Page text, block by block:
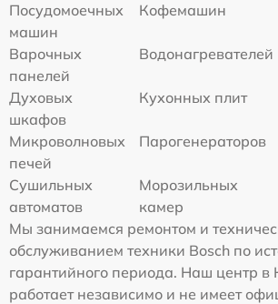
Посудомоечных
машин
Кофемашин
Варочных
панелей
Водонагревателей
Духовых
шкафов
Кухонных плит
Микроволновых
печей
Парогенераторов
Сушильных
автоматов
Морозильных
камер
Мы занимаемся ремонтом и
обслуживанием техники Bosch по
гарантийного периода. Наш центр в
работает независимо и не имеет